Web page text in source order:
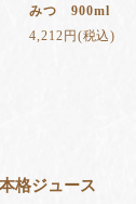
みつ 900ml
4,212円(税込)
格ジュース